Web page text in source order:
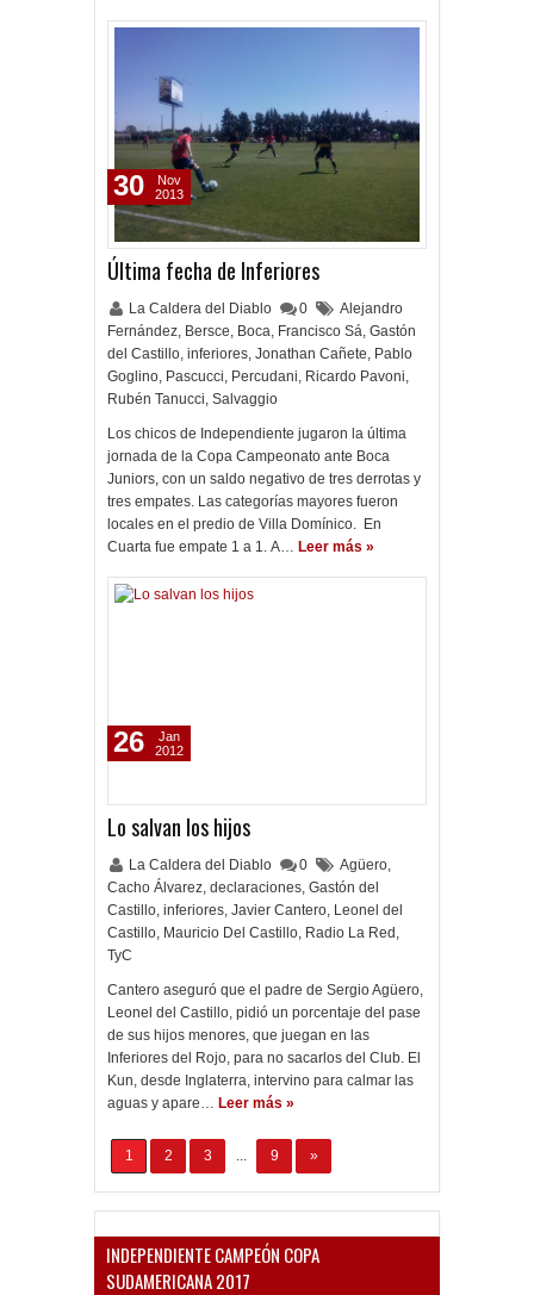
Última fecha de Inferiores
La Caldera del Diablo 0
Alejandro
Fernández, Bersce, Boca, Francisco Sá, Gastón
del Castillo, inferiores, Jonathan Cañete, Pablo
Goglino, Pascucci, Percudani, Ricardo Pavoni,
Rubén Tanucci, Salvaggio
Los chicos de Independiente jugaron la última
jornada de la Copa Campeonato ante Boca
Juniors, con un saldo negativo de tres derrotas y
tres empates. Las categorías mayores fueron
locales en el predio de Villa Domínico. En
Cuarta fue empate 1 a 1. A… Leer más »
30
Nov
2013
Lo salvan los hijos
La Caldera del Diablo 0 Agüero,
Cacho Álvarez, declaraciones, Gastón del
Castillo, inferiores, Javier Cantero, Leonel del
Castillo, Mauricio Del Castillo, Radio La Red ,
TyC
Cantero aseguró que el padre de Sergio Agüero,
Leonel del Castillo, pidió un porcentaje del pase
de sus hijos menores, que juegan en las
Inferiores del Rojo, para no sacarlos del Club. El
Kun, desde Inglaterra, intervino para calmar las
aguas y apare… Leer más »
26
Jan
2012
1 2 3 ... 9 »
INDEPENDIENTE CAMPEÓN COPA
SUDAMERICANA 2017